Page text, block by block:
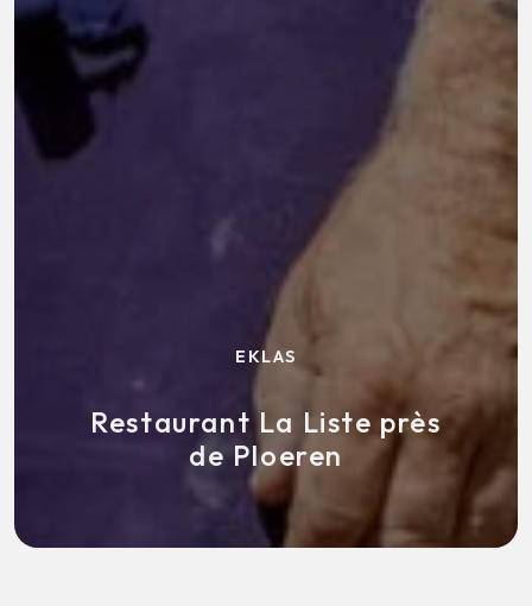
Restaurant La Liste près
de Ploeren
EKLAS